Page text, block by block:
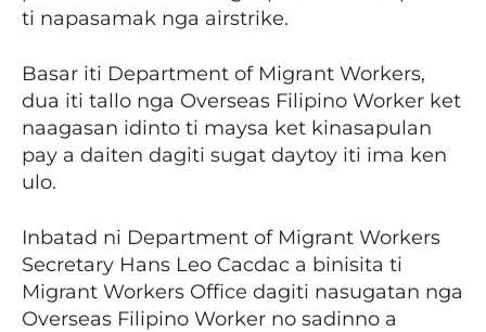
ti napasamak nga airstrike.
Basar iti Department of Migrant Workers,
dua iti tallo nga Overseas Filipino Worker ket
naagasan idinto ti maysa ket kinasapulan
pay a daiten dagiti sugat daytoy iti ima ken
ulo.
Inbatad ni Department of Migrant Workers
Secretary Hans Leo Cacdac a binisita ti
Migrant Workers Office dagiti nasugatan nga
Overseas Filipino Worker no sadinno a